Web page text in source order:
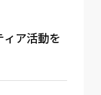
ア活動を